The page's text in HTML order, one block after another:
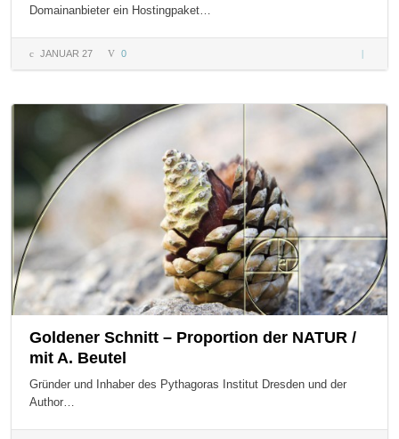
Domainanbieter ein Hostingpaket…
JANUAR 27 0
eine
Goldener Schnitt – Proportion der NATUR /
mit A. Beutel
Gründer und Inhaber des Pythagoras Institut Dresden und der
Author…